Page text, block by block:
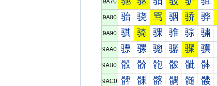
9A70
9A80 骀 骁 骂 骃 骄 骅
9A90 骐 骑 骒 骓 骔 骕
9AA0 骠 骡 骢 骣 骤 骥
9AB0 骰 骱 骲 骳 骴 骵
9AC0 髀 髁 髂 髃 髄 髅